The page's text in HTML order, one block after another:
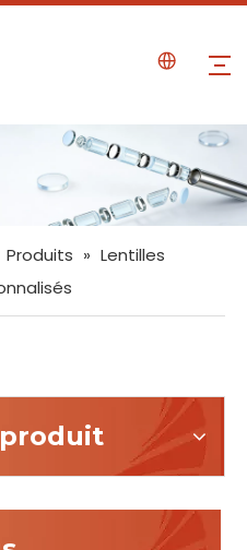
Produits » Lentilles